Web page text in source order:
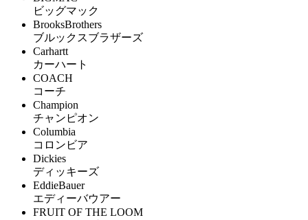
ビッグマック
BrooksBrothers
ブルックスブラザーズ
Carhartt
カーハート
COACH
コーチ
Champion
チャンピオン
Columbia
コロンビア
Dickies
ディッキーズ
EddieBauer
エディーバウアー
FRUIT OF THE LOOM